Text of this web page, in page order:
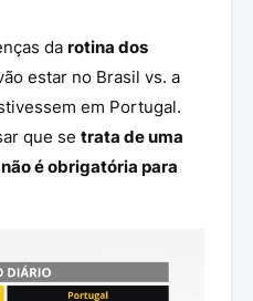
da rotina dos
estar no Brasil vs. a
em Portugal.
que se trata de uma
é obrigatória para